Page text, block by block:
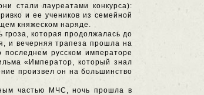
стали лауреатами конкурса):
и ее учеников из семейной
княжеском наряде.
гроза, которая продолжалась до
и вечерняя трапеза прошла на
русском императоре
«Император, который знал
произвел он на большинство
частью МЧС, ночь прошла в